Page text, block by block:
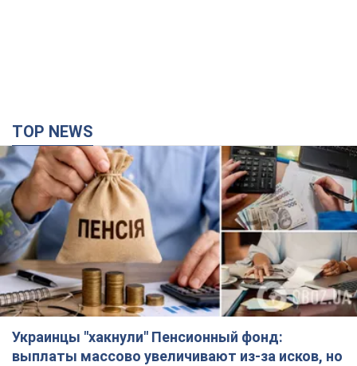
TOP NEWS
Украинцы "хакнули" Пенсионный фонд:
выплаты массово увеличивают из-за исков, но